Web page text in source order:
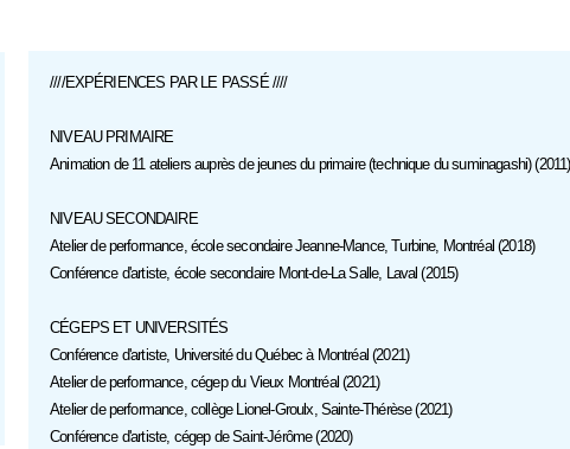
////EXPÉRIENCES PAR LE PASSÉ ////
NIVEAU PRIMAIRE
Animation de 11 ateliers auprès de jeunes du primaire (technique du suminagashi) (2011)
NIVEAU SECONDAIRE
Atelier de performance, école secondaire Jeanne-Mance, Turbine, Montréal (2018)
Conférence d'artiste, école secondaire Mont-de-La Salle, Laval (2015)
CÉGEPS ET UNIVERSITÉS
Conférence d'artiste, Université du Québec à Montréal (2021)
Atelier de performance, cégep du Vieux Montréal (2021)
Atelier de performance, collège Lionel-Groulx, Sainte-Thérèse (2021)
Conférence d'artiste, cégep de Saint-Jérôme (2020)